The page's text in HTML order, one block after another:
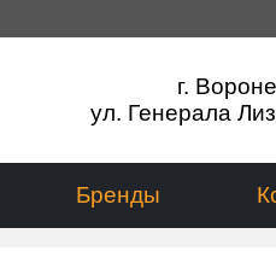
г.
ул. Генерала
Бренды